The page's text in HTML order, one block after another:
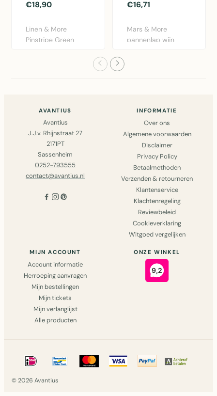
€18,90
Linen & More
Pinstripe Green
€16,71
Mars & More
pannenlap wijn
AVANTIUS
Avantius
J.J.v. Rhijnstraat 27
2171PT
Sassenheim
0252-793555
contact@avantius.nl
INFORMATIE
Over ons
Algemene voorwaarden
Disclaimer
Privacy Policy
Betaalmethoden
Verzenden & retourneren
Klantenservice
Klachtenregeling
Reviewbeleid
Cookieverklaring
Witgoed vergelijken
MIJN ACCOUNT
Account informatie
Herroeping aanvragen
Mijn bestellingen
Mijn tickets
Mijn verlanglijst
Alle producten
ONZE WINKEL
© 2026 Avantius